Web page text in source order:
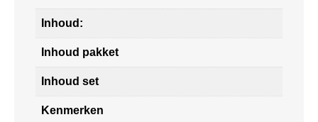
Inhoud:
Inhoud pakket
Inhoud set
Kenmerken